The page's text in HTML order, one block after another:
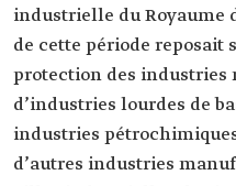
industrielle du Royaume
de cette période reposait
protection des industries
d’industries lourdes de
industries
d’autres industries